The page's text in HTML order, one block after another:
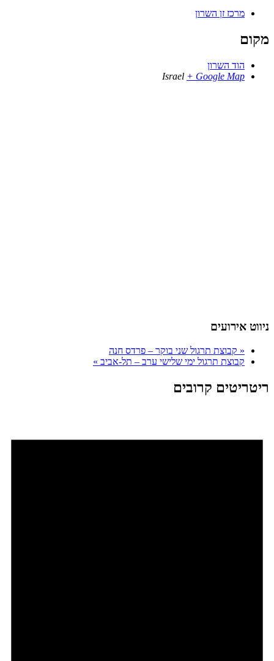
מרכז זן השרון
מקום
הוד השרון
Israel + Google Map
ניווט אירועים
« קבוצת תרגול שני בוקר – פרדס חנה
קבוצת תרגול ימי שלישי ערב – תל-אביב »
ריטריטים קרובים